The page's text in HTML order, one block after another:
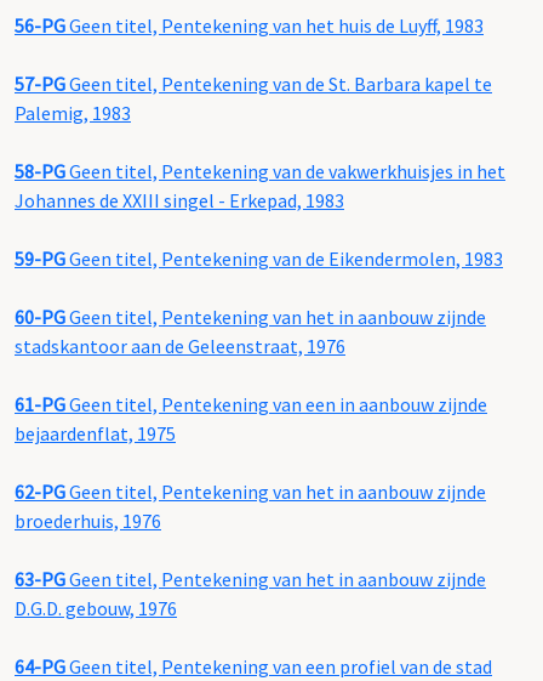
56-PGGeen titel, Pentekening van het huis de Luyff, 1983
57-PGGeen titel, Pentekening van de St. Barbara kapel te
Palemig, 1983
58-PGGeen titel, Pentekening van de vakwerkhuisjes in het
Johannes de XXIII singel - Erkepad, 1983
59-PGGeen titel, Pentekening van de Eikendermolen, 1983
60-PGGeen titel, Pentekening van het in aanbouw zijnde
stadskantoor aan de Geleenstraat, 1976
61-PGGeen titel, Pentekening van een in aanbouw zijnde
bejaardenflat, 1975
62-PGGeen titel, Pentekening van het in aanbouw zijnde
broederhuis, 1976
63-PGGeen titel, Pentekening van het in aanbouw zijnde
D.G.D. gebouw, 1976
64-PGGeen titel, Pentekening van een profiel van de stad